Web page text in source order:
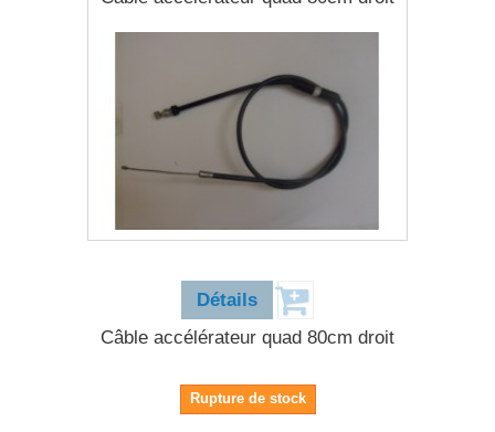
Détails
Câble accélérateur quad 80cm droit
Rupture de stock